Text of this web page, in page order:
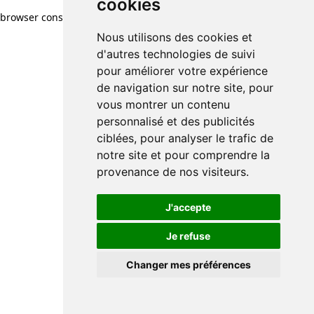
cookies
Nous utilisons des cookies et
d'autres technologies de suivi
pour améliorer votre expérience
de navigation sur notre site, pour
vous montrer un contenu
personnalisé et des publicités
ciblées, pour analyser le trafic de
notre site et pour comprendre la
provenance de nos visiteurs.
J'accepte
Je refuse
Changer mes préférences
browser console for more information)